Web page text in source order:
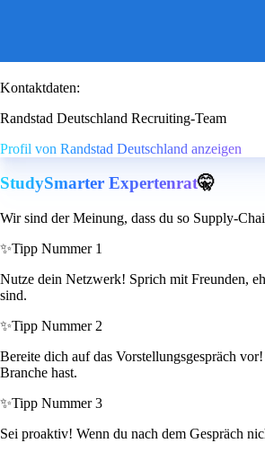
Kontaktdaten:
Randstad Deutschland Recruiting-Team
Profil von Randstad Deutschland anzeigen
StudySmarter Expertenrat🤫
Wir sind der Meinung, dass du so Supply-
✨Tipp Nummer 1
Nutze dein Netzwerk! Sprich mit Freunden,
sind.
✨Tipp Nummer 2
Bereite dich auf das Vorstellungsgespräch
Branche hast.
✨Tipp Nummer 3
Sei proaktiv! Wenn du nach dem Gespräch